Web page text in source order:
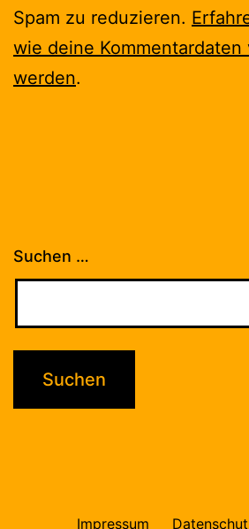
Spam zu reduzieren.
wie deine
werden.
Suchen …
Impressum